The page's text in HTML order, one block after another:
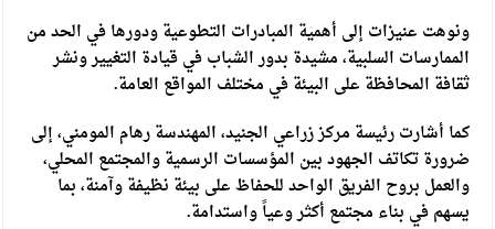
ونوهت عنيزات إلى أهمية المبادرات التطوعية ودورها في الحد من
الممارسات السلبية، مشيدة بدور الشباب في قيادة التغيير ونشر
ثقافة المحافظة على البيئة في مختلف المواقع العامة.
كما أشارت رئيسة مركز زراعي الجنيد، المهندسة رهام المومني، إلى
ضرورة تكاتف الجهود بين المؤسسات الرسمية والمجتمع المحلي،
والعمل بروح الفريق الواحد للحفاظ على بيئة نظيفة وآمنة، بما
يسهم في بناء مجتمع أكثر وعياً واستدامة.